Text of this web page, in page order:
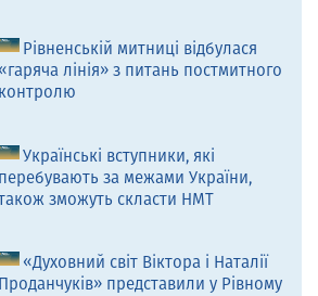
Рівненській митниці відбулася
«гаряча лінія» з питань постмитного
контролю
Українські вступники, які
перебувають за межами України,
зможуть скласти НМТ
«Духовний світ Віктора і Наталії
Проданчуків» представили у Рівному